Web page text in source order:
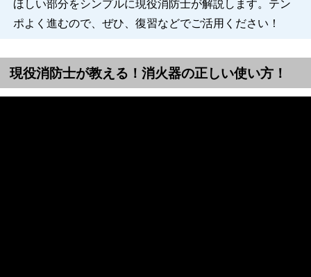
ほしい部分をシンプルに現役消防士が解説します。テン
ポよく進むので、ぜひ、復習などでご活用ください！
現役消防士が教える！消火器の正しい使い方！